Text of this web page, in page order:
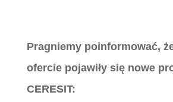
Pragniemy poinformować,
ofercie pojawiły się nowe
CERESIT: